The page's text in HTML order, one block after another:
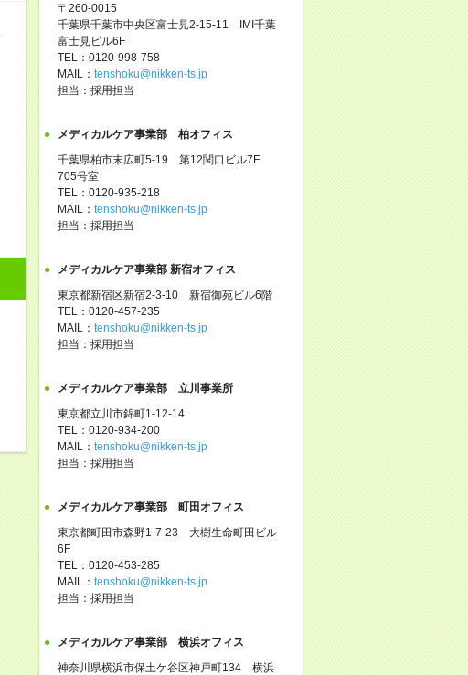
〒260-0015
千葉県千葉市中央区富士見2-15-11 IMI千葉
富士見ビル6F
TEL：0120-998-758
MAIL： tenshoku@nikken-ts.jp
担当：採用担当
メディカルケア事業部 柏オフィス
千葉県柏市末広町5-19 第12関口ビル7F
705号室
TEL：0120-935-218
MAIL： tenshoku@nikken-ts.jp
担当：採用担当
メディカルケア事業部 新宿オフィス
東京都新宿区新宿2-3-10 新宿御苑ビル6階
TEL：0120-457-235
MAIL： tenshoku@nikken-ts.jp
担当：採用担当
メディカルケア事業部 立川事業所
東京都立川市錦町1-12-14
TEL：0120-934-200
MAIL： tenshoku@nikken-ts.jp
担当：採用担当
メディカルケア事業部 町田オフィス
東京都町田市森野1-7-23 大樹生命町田ビル
6F
TEL：0120-453-285
MAIL： tenshoku@nikken-ts.jp
担当：採用担当
メディカルケア事業部 横浜オフィス
神奈川県横浜市保土ケ谷区神戸町134 横浜